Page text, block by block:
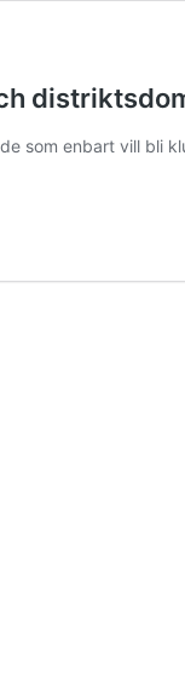
som enbart vill bli